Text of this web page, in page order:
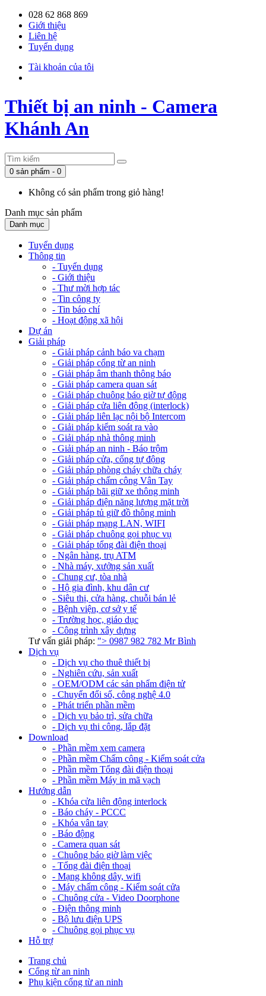
028 62 868 869
Giới thiệu
Liên hệ
Tuyển dụng
Tài khoản của tôi
Thiết bị an ninh - Camera
Khánh An
0 sản phẩm - 0
Không có sản phẩm trong giỏ hàng!
Danh mục sản phẩm
Danh mục
Tuyển dụng
Thông tin
- Tuyển dụng
- Giới thiệu
- Thư mời hợp tác
- Tin công ty
- Tin báo chí
- Hoạt động xã hội
Dự án
Giải pháp
- Giải pháp cảnh báo va chạm
- Giải pháp cổng từ an ninh
- Giải pháp âm thanh thông báo
- Giải pháp camera quan sát
- Giải pháp chuông báo giờ tự động
- Giải pháp cửa liên động (interlock)
- Giải pháp liên lạc nội bộ Intercom
- Giải pháp kiểm soát ra vào
- Giải pháp nhà thông minh
- Giải pháp an ninh - Báo trộm
- Giải pháp cửa, cổng tự động
- Giải pháp phòng cháy chữa cháy
- Giải pháp chấm công Vân Tay
- Giải pháp bãi giữ xe thông minh
- Giải pháp điện năng lượng mặt trời
- Giải pháp tủ giữ đồ thông minh
- Giải pháp mạng LAN, WIFI
- Giải pháp chuông gọi phục vụ
- Giải pháp tổng đài điện thoại
- Ngân hàng, trụ ATM
- Nhà máy, xưởng sản xuất
- Chung cư, tòa nhà
- Hộ gia đình, khu dân cư
- Siêu thị, cửa hàng, chuỗi bán lẻ
- Bệnh viện, cơ sở y tế
- Trường học, giáo dục
- Công trình xây dựng
Tư vấn giải pháp: "> 0987 982 782 Mr Bình
Dịch vụ
- Dịch vụ cho thuê thiết bị
- Nghiên cứu, sản xuất
- OEM/ODM các sản phẩm điện tử
- Chuyển đổi số, công nghệ 4.0
- Phát triển phần mềm
- Dịch vụ bảo trì, sửa chữa
- Dịch vụ thi công, lắp đặt
Download
- Phần mềm xem camera
- Phần mềm Chấm công - Kiểm soát cửa
- Phần mềm Tổng đài điện thoại
- Phần mềm Máy in mã vạch
Hướng dẫn
- Khóa cửa liên động interlock
- Báo cháy - PCCC
- Khóa vân tay
- Báo động
- Camera quan sát
- Chuông báo giờ làm việc
- Tổng đài điện thoại
- Mạng không dây, wifi
- Máy chấm công - Kiểm soát cửa
- Chuông cửa - Video Doorphone
- Điện thông minh
- Bộ lưu điện UPS
- Chuông gọi phục vụ
Hỗ trợ
Trang chủ
Cổng từ an ninh
Phụ kiện cổng từ an ninh